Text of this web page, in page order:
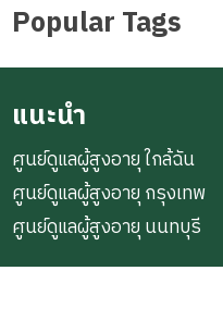
Popular Tags
แนะนำ
ศูนย์ดูแลผู้สูงอายุ ใกล้ฉัน
ศูนย์ดูแลผู้สูงอายุ กรุงเทพ
ศูนย์ดูแลผู้สูงอายุ นนทบุรี